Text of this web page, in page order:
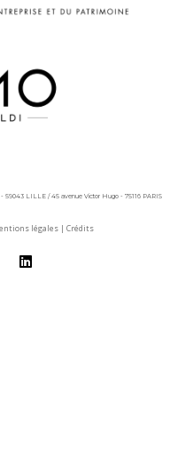
59043 LILLE / 45 avenue Victor Hugo - 75116 PARIS
légales | Crédits